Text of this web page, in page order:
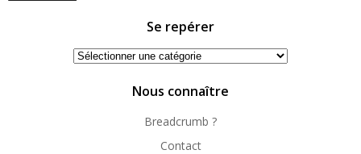
Se repérer
Se
Nous connaître
Breadcrumb ?
Contact